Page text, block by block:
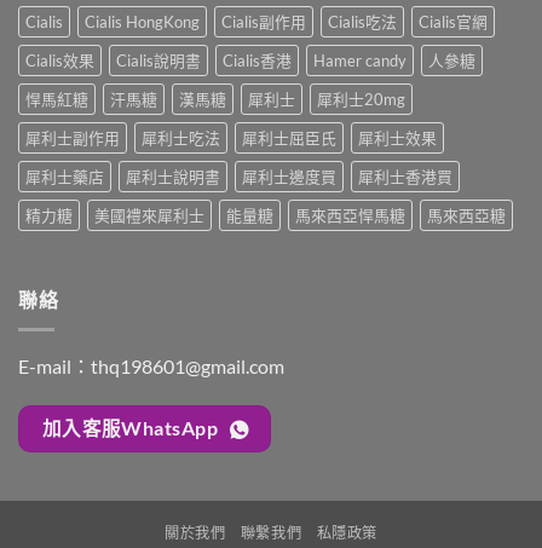
療
程
安
排
與
療
效
評
估〉
中
完
整
解
析：
併
用
條
件、
風
險
雙
效
合
一
如
何
同
時
解
決
早
中
強、
半
顆
又
不
夠？
破
解
「劑
量
尬」
與
方
案〉
Cialis Cialis HongKong Cialis副作用 Cialis吃法
Cialis官網
Cialis效果
Cialis說明書 Cialis香港 Hamer candy
人參糖
悍馬紅糖
汗馬糖 漢馬糖 犀利士
犀利士20mg
犀利士副作用
犀利士吃法 犀利士屈臣氏
犀利士效果
犀利士藥店
犀利士說明書 犀利士邊度買
犀利士香港買
精力糖
美國禮來犀利士 能量糖 馬來西亞悍馬糖 馬來西亞糖
聯絡
E-mail： thq198601@gmail.com
加入客服WhatsApp
關於我們 聯繫我們 私隱政策